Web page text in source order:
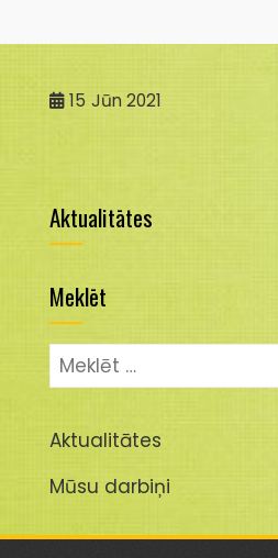
15 Jūn 2021
Aktualitātes
Meklēt
Meklēt:
Aktualitātes
Mūsu darbiņi